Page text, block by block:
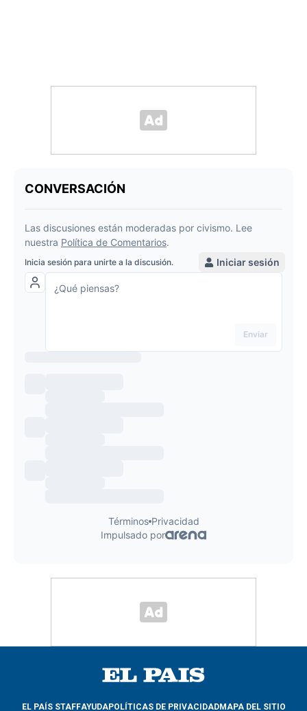
EL PAÍS STAFFAYUDAPOLÍTICAS DE PRIVACIDADMAPA DEL SITIO